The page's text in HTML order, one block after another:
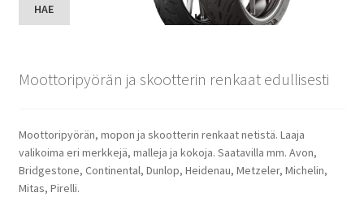
HAE
Moottoripyörän ja skootterin renkaat edullisesti
Moottoripyörän, mopon ja skootterin renkaat netistä. Laaja
valikoima eri merkkejä, malleja ja kokoja. Saatavilla mm. Avon,
Bridgestone, Continental, Dunlop, Heidenau, Metzeler, Michelin,
Mitas, Pirelli.